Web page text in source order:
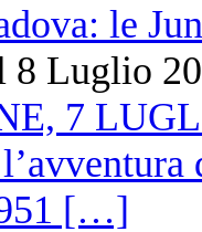
le
8 Luglio